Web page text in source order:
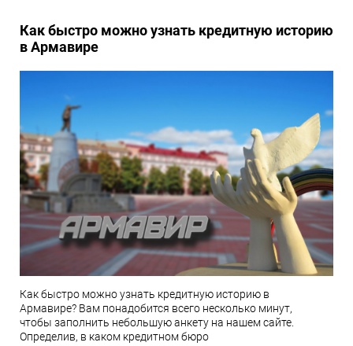
Как быстро можно узнать кредитную историю
в Армавире
Как быстро можно узнать кредитную историю в
Армавире? Вам понадобится всего несколько минут,
чтобы заполнить небольшую анкету на нашем сайте.
Определив, в каком кредитном бюро